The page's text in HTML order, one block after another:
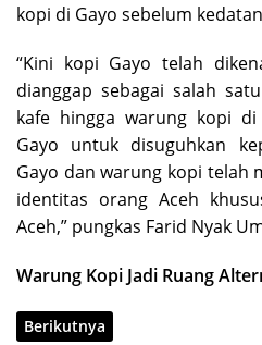
kopi di Gayo sebelum
“Kini kopi Gayo telah
dianggap sebagai salah
kafe hingga warung kopi
Gayo untuk disuguhkan
Gayo dan warung kopi telah
identitas orang Aceh
Aceh,” pungkas Farid Nyak
Warung Kopi Jadi Ruang
Berikutnya